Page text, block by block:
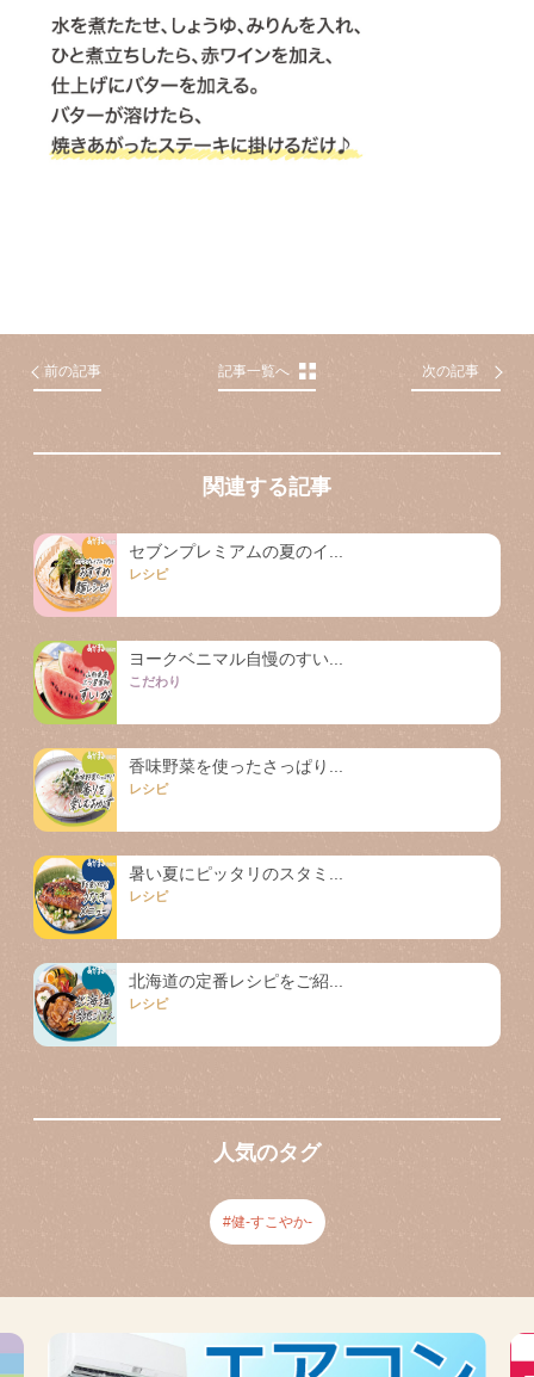
前の記事 記事一覧へ 次の記事
関連する記事
セブンプレミアムの夏のイ...
レシピ
ヨークベニマル自慢のすい...
こだわり
香味野菜を使ったさっぱり...
レシピ
暑い夏にピッタリのスタミ...
レシピ
北海道の定番レシピをご紹...
レシピ
人気のタグ
健-すこやか-